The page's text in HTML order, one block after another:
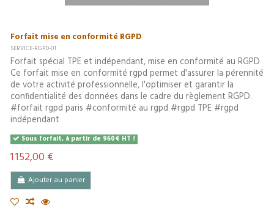
Forfait mise en conformité RGPD
SERVICE-RGPD-01
Forfait spécial TPE et indépendant, mise en conformité au RGPD
Ce forfait mise en conformité rgpd permet d'assurer la pérennité
de votre activité professionnelle, l'optimiser et garantir la
confidentialité des données dans le cadre du règlement RGPD.
#forfait rgpd paris #conformité au rgpd #rgpd TPE #rgpd
indépendant
Sous forfait, à partir de 960€ HT !
1 152,00 €
Ajouter au panier